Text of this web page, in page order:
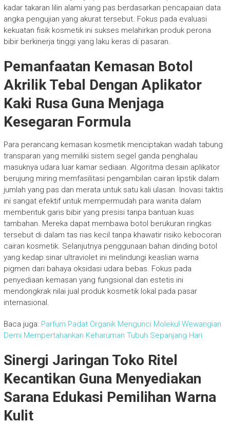
kadar takaran lilin alami yang pas berdasarkan pencapaian data
angka pengujian yang akurat tersebut. Fokus pada evaluasi
kekuatan fisik kosmetik ini sukses melahirkan produk perona
bibir berkinerja tinggi yang laku keras di pasaran.
Pemanfaatan Kemasan Botol
Akrilik Tebal Dengan Aplikator
Kaki Rusa Guna Menjaga
Kesegaran Formula
Para perancang kemasan kosmetik menciptakan wadah tabung
transparan yang memiliki sistem segel ganda penghalau
masuknya udara luar kamar sediaan. Algoritma desain aplikator
berujung miring memfasilitasi pengambilan cairan lipstik dalam
jumlah yang pas dan merata untuk satu kali ulasan. Inovasi taktis
ini sangat efektif untuk mempermudah para wanita dalam
membentuk garis bibir yang presisi tanpa bantuan kuas
tambahan. Mereka dapat membawa botol berukuran ringkas
tersebut di dalam tas rias kecil tanpa khawatir risiko kebocoran
cairan kosmetik. Selanjutnya penggunaan bahan dinding botol
yang kedap sinar ultraviolet ini melindungi keaslian warna
pigmen dari bahaya oksidasi udara bebas. Fokus pada
penyediaan kemasan yang fungsional dan estetis ini
mendongkrak nilai jual produk kosmetik lokal pada pasar
internasional.
Baca juga: Parfum Padat Organik Mengunci Molekul Wewangian
Demi Mempertahankan Keharuman Tubuh Sepanjang Hari
Sinergi Jaringan Toko Ritel
Kecantikan Guna Menyediakan
Sarana Edukasi Pemilihan Warna
Kulit